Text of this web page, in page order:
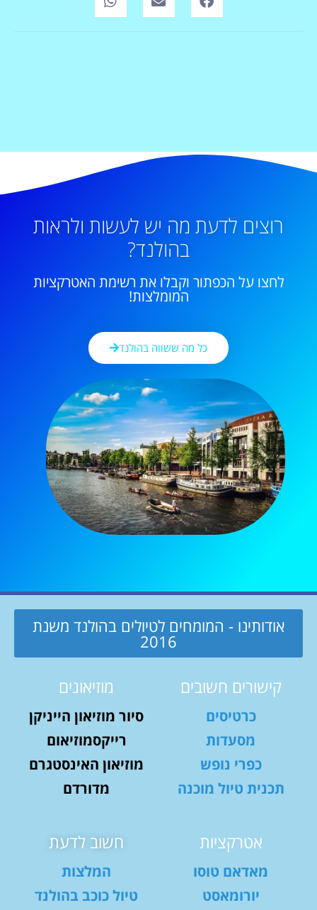
רוצים לדעת מה יש לעשות ולראות
בהולנד?
לחצו על הכפתור וקבלו את רשימת האטרקציות
המומלצות!
כל מה ששווה בהולנד
אודותינו - המומחים לטיולים בהולנד משנת
2016
קישורים חשובים
כרטיסים
מסעדות
כפרי נופש
תכנית טיול מוכנה
מוזיאונים
סיור מוזיאון הייניקן
רייקסמוזיאום
מוזיאון האינסטגרם
מדורדם
אטרקציות
מאדאם טוסו
יורומאסט
חשוב לדעת
המלצות
טיול כוכב בהולנד